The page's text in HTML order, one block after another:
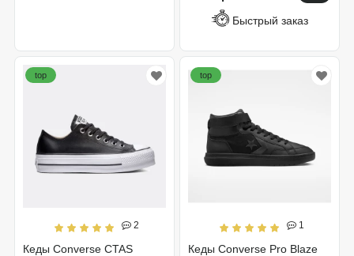
Быстрый заказ
2
Кеды Converse CTAS
top
1
Кеды Converse Pro Blaze
top